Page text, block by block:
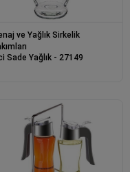
ve Yağlık Sirkelik
Sade Yağlık - 27149